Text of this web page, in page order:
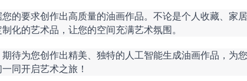
的要求创作出高质量的油画作品。不论是个人收藏、家
化的艺术品，让您的空间充满艺术氛围。
待为您创作出精美、独特的人工智能生成油画作品，为
同开启艺术之旅！